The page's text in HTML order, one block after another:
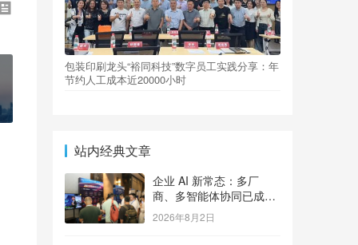
包装印刷龙头“裕同科技”数字员工实践分享：年
节约人工成本近20000小时
站内经典文章
企业 AI 新常态：多厂
商、多智能体协同已成大
势
2026年8月2日